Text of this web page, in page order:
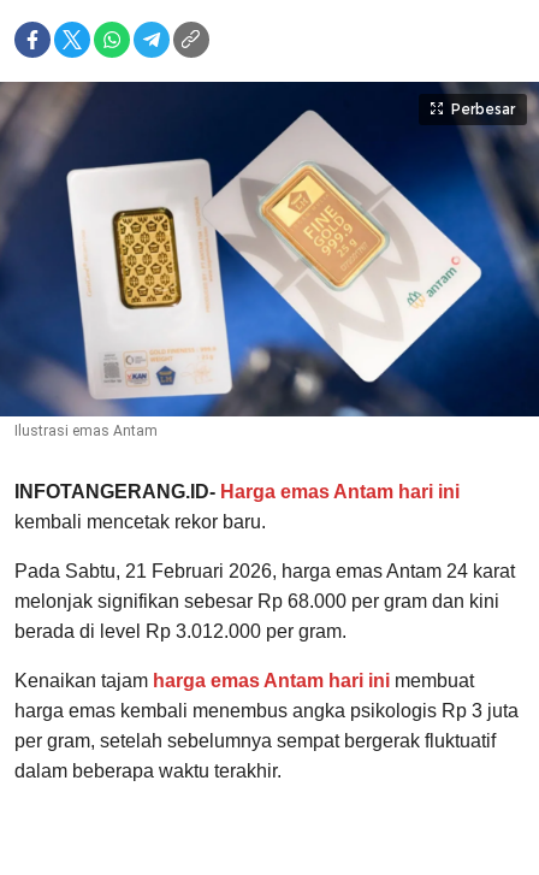
Perbesar
Ilustrasi emas Antam
INFOTANGERANG.ID- Harga emas Antam hari ini
kembali mencetak rekor baru.
Pada Sabtu, 21 Februari 2026, harga emas Antam 24 karat
melonjak signifikan sebesar Rp 68.000 per gram dan kini
berada di level Rp 3.012.000 per gram.
Kenaikan tajam harga emas Antam hari ini membuat
harga emas kembali menembus angka psikologis Rp 3 juta
per gram, setelah sebelumnya sempat bergerak fluktuatif
dalam beberapa waktu terakhir.